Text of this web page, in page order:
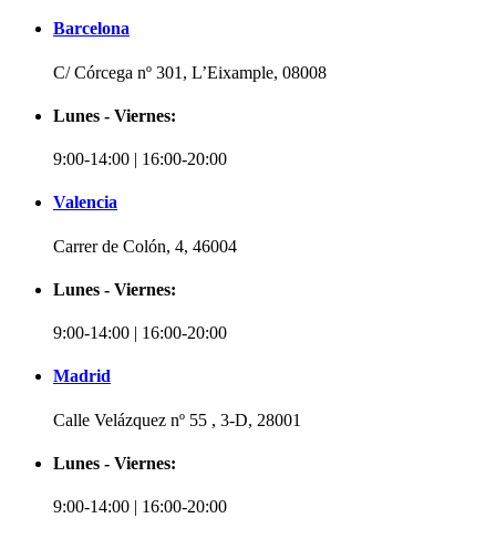
Barcelona
C/ Córcega nº 301, L’Eixample, 08008
Lunes - Viernes:
9:00-14:00 | 16:00-20:00
Valencia
Carrer de Colón, 4, 46004
Lunes - Viernes:
9:00-14:00 | 16:00-20:00
Madrid
Calle Velázquez nº 55 , 3-D, 28001
Lunes - Viernes:
9:00-14:00 | 16:00-20:00